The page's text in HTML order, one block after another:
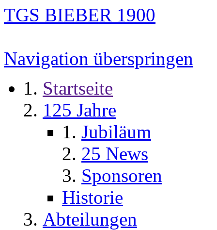
TGS BIEBER 1900
Navigation überspringen
Startseite
125 Jahre
Jubiläum
25 News
Sponsoren
Historie
Abteilungen